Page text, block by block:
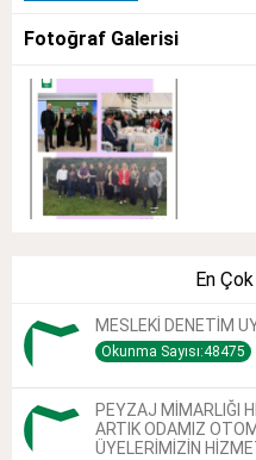
Fotoğraf Galerisi
En
MESLEKİ DENETİM
Okunma Sayısı:48475
PEYZAJ MİMARLIĞI
ARTIK ODAMIZ
ÜYELERİMİZİN